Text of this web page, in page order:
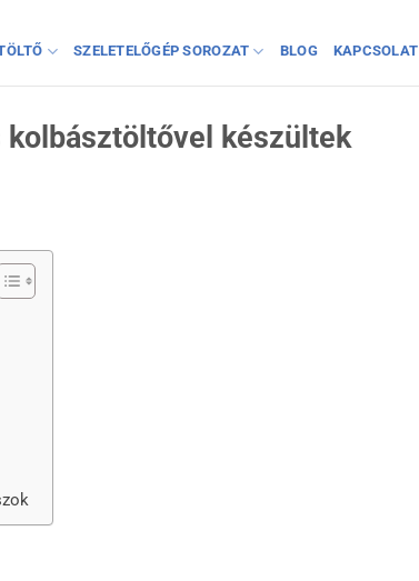
SZELETELŐGÉP SOROZAT BLOG KAPCSOLAT
kolbásztöltővel készültek